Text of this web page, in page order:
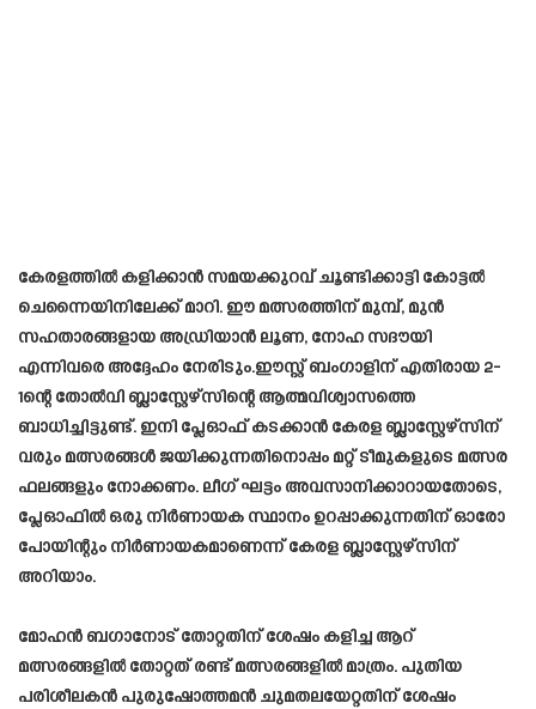
കേരളത്തിൽ കളിക്കാൻ സമയക്കുറവ് ചൂണ്ടിക്കാട്ടി കോട്ടൽ
ചെന്നൈയിനിലേക്ക് മാറി. ഈ മത്സരത്തിന് മുമ്പ്, മുൻ
സഹതാരങ്ങളായ അഡ്രിയാൻ ലൂണ, നോഹ സദൗയി
എന്നിവരെ അദ്ദേഹം നേരിടും.ഈസ്റ്റ് ബംഗാളിന് എതിരായ 2-
1ന്റെ തോൽവി ബ്ലാസ്റ്റേഴ്സിന്റെ ആത്മവിശ്വാസത്തെ
ബാധിച്ചിട്ടുണ്ട്. ഇനി പ്ലേഓഫ് കടക്കാൻ കേരള ബ്ലാസ്റ്റേഴ്സിന്
വരും മത്സരങ്ങൾ ജയിക്കുന്നതിനൊപ്പം മറ്റ് ടീമുകളുടെ മത്സര
ഫലങ്ങളും നോക്കണം. ലീഗ് ഘട്ടം അവസാനിക്കാറായതോടെ,
പ്ലേഓഫിൽ ഒരു നിർണായക സ്ഥാനം ഉറപ്പാക്കുന്നതിന് ഓരോ
പോയിന്റും നിർണായകമാണെന്ന് കേരള ബ്ലാസ്റ്റേഴ്സിന്
അറിയാം.
മോഹൻ ബഗാനോട് തോറ്റതിന് ശേഷം കളിച്ച ആറ്
മത്സരങ്ങളിൽ തോറ്റത് രണ്ട് മത്സരങ്ങളിൽ മാത്രം. പുതിയ
പരിശീലകൻ പുരുഷോത്തമൻ ചുമതലയേറ്റതിന് ശേഷം